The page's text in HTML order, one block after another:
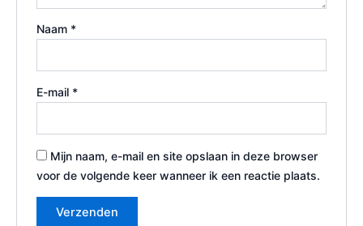
Naam *
E-mail *
Mijn naam, e-mail en site opslaan in deze browser
voor de volgende keer wanneer ik een reactie plaats.